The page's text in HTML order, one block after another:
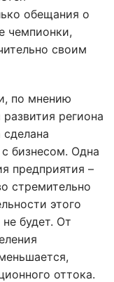
обещания о
чемпионки,
своим
по мнению
региона
бизнесом. Одна
предприятия –
стремительно
этого
будет. От
оттока.